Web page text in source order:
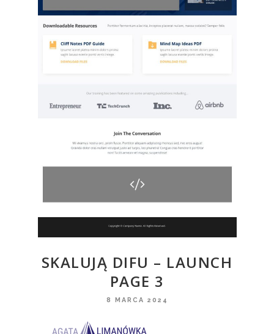
SKALUJĄ DIFU – LAUNCH
PAGE 3
8 MARCA 2024